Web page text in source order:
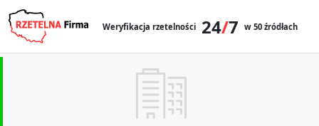
Weryfikacja rzetelności 24/7 w 50 źródłach